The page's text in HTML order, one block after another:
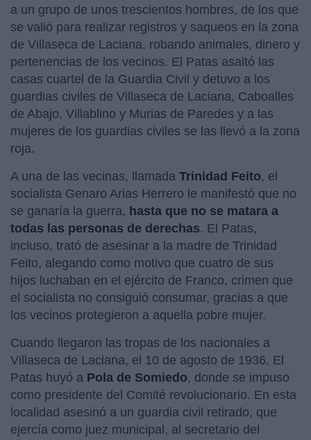
a un grupo de unos trescientos hombres, de los que
se valió para realizar registros y saqueos en la zona
de Villaseca de Laciana, robando animales, dinero y
pertenencias de los vecinos. El Patas asaltó las
casas cuartel de la Guardia Civil y detuvo a los
guardias civiles de Villaseca de Laciana, Caboalles
de Abajo, Villablino y Murias de Paredes y a las
mujeres de los guardias civiles se las llevó a la zona
roja.
A una de las vecinas, llamada Trinidad Feito, el
socialista Genaro Arias Herrero le manifestó que no
se ganaría la guerra, hasta que no se matara a
todas las personas de derechas. El Patas,
incluso, trató de asesinar a la madre de Trinidad
Feito, alegando como motivo que cuatro de sus
hijos luchaban en el ejército de Franco, crimen que
el socialista no consiguió consumar, gracias a que
los vecinos protegieron a aquella pobre mujer.
Cuando llegaron las tropas de los nacionales a
Villaseca de Laciana, el 10 de agosto de 1936, El
Patas huyó a Pola de Somiedo, donde se impuso
como presidente del Comité revolucionario. En esta
localidad asesinó a un guardia civil retirado, que
ejercía como juez municipal, al secretario del